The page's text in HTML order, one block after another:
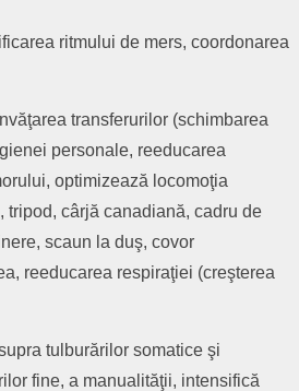
ritmului de mers, coordonarea
transferurilor (schimbarea
personale, reeducarea
optimizează locomoţia
cârjă canadiană, cadru de
scaun la duş, covor
reeducarea respiraţiei (creşterea
tulburărilor somatice şi
fine, a manualităţii, intensifică